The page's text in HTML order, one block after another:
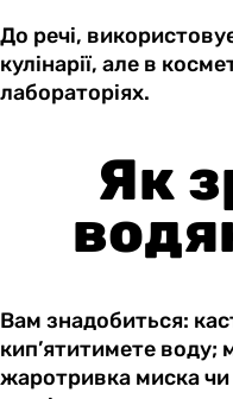
До речі,
кулінарії, але в
лабораторіях.
Як
Вам знадобиться:
кип’ятитимете воду;
жаротривка миска чи